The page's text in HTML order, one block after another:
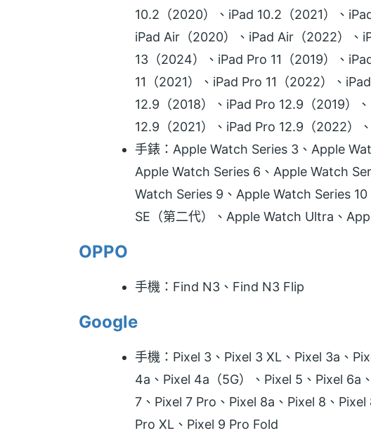
10.2（2020）、iPad 10.2（2021）、
iPad Air（2020）、iPad Air（2022）、
13（2024）、iPad Pro 11（2019）、
11（2021）、iPad Pro 11（2022）、
12.9（2018）、iPad Pro 12.9（2019）
12.9（2021）、iPad Pro 12.9（2022）
手錶：Apple Watch Series 3、Apple
Apple Watch Series 6、Apple Watch
Watch Series 9、Apple Watch Series
SE（第二代）、Apple Watch Ultra、
OPPO
手機：Find N3、Find N3 Flip
Google
手機：Pixel 3、Pixel 3 XL、Pixel 3a、
4a、Pixel 4a（5G）、Pixel 5、Pixel 6a
7、Pixel 7 Pro、Pixel 8a、Pixel 8、
Pro XL、Pixel 9 Pro Fold